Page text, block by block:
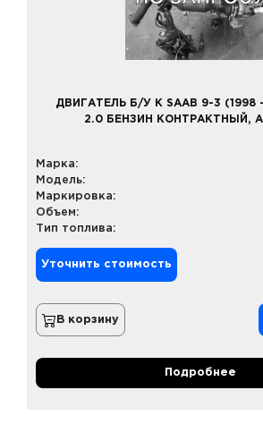
ДВИГАТЕЛЬ Б/У К SAAB 9-3 (1998
2.0 БЕНЗИН КОНТРАКТНЫЙ,
Марка:
Модель:
Маркировка:
Объем:
Тип топлива:
Уточнить стоимость
В корзину
Подробнее